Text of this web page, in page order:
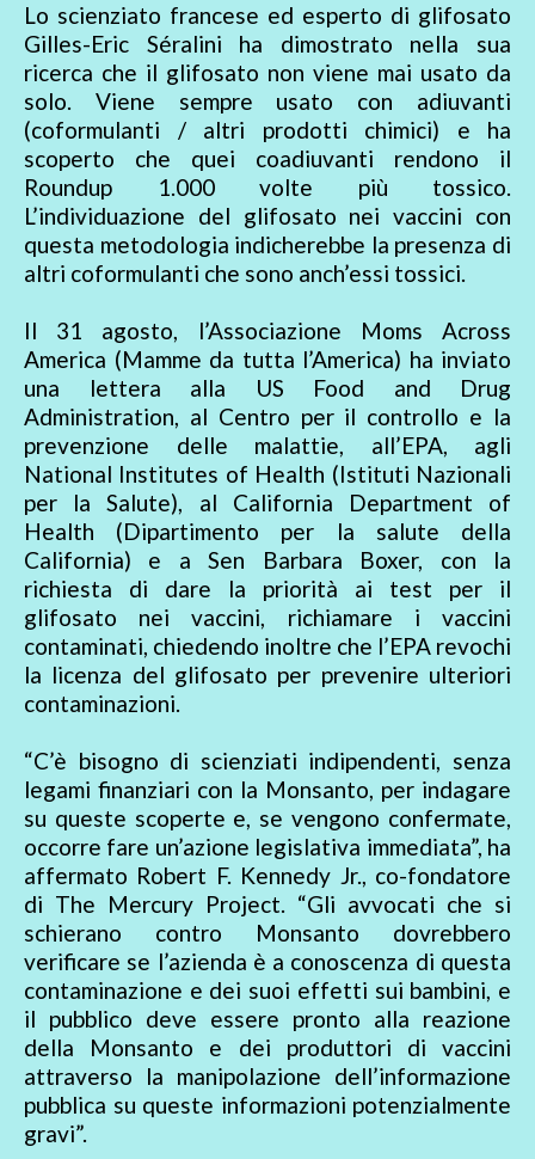
Lo scienziato francese ed esperto di glifosato
Gilles-Eric Séralini ha dimostrato nella sua
ricerca che il glifosato non viene mai usato da
solo. Viene sempre usato con adiuvanti
(coformulanti / altri prodotti chimici) e ha
scoperto che quei coadiuvanti rendono il
Roundup 1.000 volte più tossico.
L’individuazione del glifosato nei vaccini con
questa metodologia indicherebbe la presenza di
altri coformulanti che sono anch’essi tossici.
Il 31 agosto, l’Associazione Moms Across
America (Mamme da tutta l’America) ha inviato
una lettera alla US Food and Drug
Administration, al Centro per il controllo e la
prevenzione delle malattie, all’EPA, agli
National Institutes of Health (Istituti Nazionali
per la Salute), al California Department of
Health (Dipartimento per la salute della
California) e a Sen Barbara Boxer, con la
richiesta di dare la priorità ai test per il
glifosato nei vaccini, richiamare i vaccini
contaminati, chiedendo inoltre che l’EPA revochi
la licenza del glifosato per prevenire ulteriori
contaminazioni.
“C’è bisogno di scienziati indipendenti, senza
legami finanziari con la Monsanto, per indagare
su queste scoperte e, se vengono confermate,
occorre fare un’azione legislativa immediata”, ha
affermato Robert F. Kennedy Jr., co-fondatore
di The Mercury Project. “Gli avvocati che si
schierano contro Monsanto dovrebbero
verificare se l’azienda è a conoscenza di questa
contaminazione e dei suoi effetti sui bambini, e
il pubblico deve essere pronto alla reazione
della Monsanto e dei produttori di vaccini
attraverso la manipolazione dell’informazione
pubblica su queste informazioni potenzialmente
gravi”.